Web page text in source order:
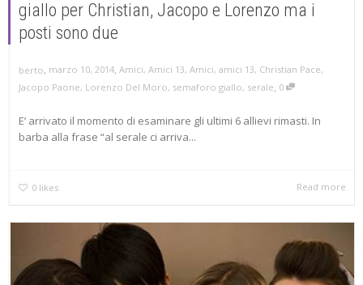
giallo per Christian, Jacopo e Lorenzo ma i
posti sono due
berto, marzo 10, 2014, Amici, Amici 13, Amici, amici 13, Christian Pace,
Jacopo Paone, Lorenzo Del Moro, semaforo giallo, serale, 0
E’ arrivato il momento di esaminare gli ultimi 6 allievi rimasti. In
barba alla frase “al serale ci arriva...
0 likes Read more